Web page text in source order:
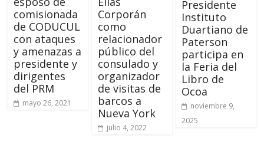
comisionada
de CODUCUL
con ataques
y amenazas a
presidente y
dirigentes
del PRM
mayo 26, 2021
Corporán
como
relacionador
público del
consulado y
organizador
de visitas de
barcos a
Nueva York
julio 4, 2022
Presidente
Instituto
Duartiano de
Paterson
participa en
la Feria del
Libro de
Ocoa
noviembre 9,
2025